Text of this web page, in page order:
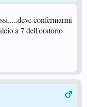
confermarmi
a 7 dell'oratorio